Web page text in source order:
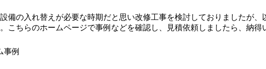
備の入れ替えが必要な時期だと思い改修工事を検討しておりましたが
こちらのホームページで事例などを確認し、見積依頼しましたら、納